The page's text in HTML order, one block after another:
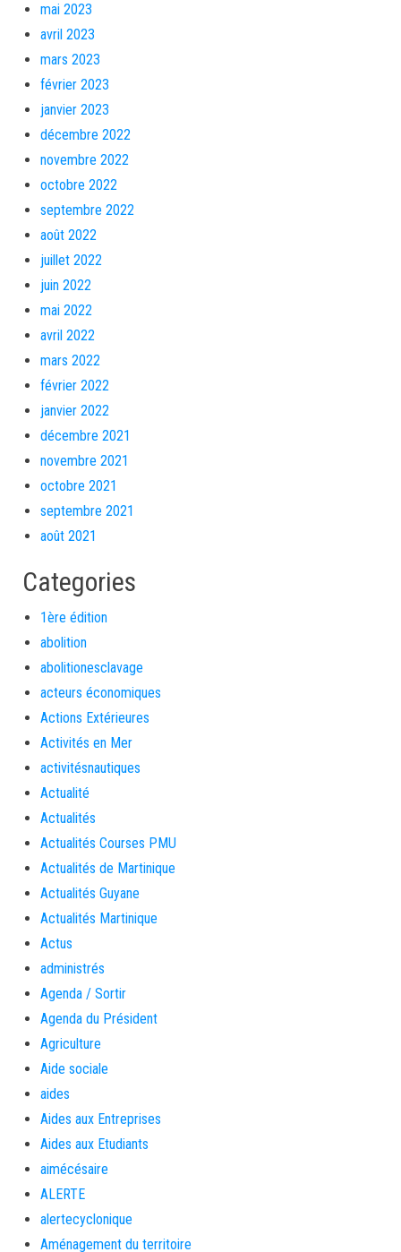
mai 2023
avril 2023
mars 2023
février 2023
janvier 2023
décembre 2022
novembre 2022
octobre 2022
septembre 2022
août 2022
juillet 2022
juin 2022
mai 2022
avril 2022
mars 2022
février 2022
janvier 2022
décembre 2021
novembre 2021
octobre 2021
septembre 2021
août 2021
Categories
1ère édition
abolition
abolitionesclavage
acteurs économiques
Actions Extérieures
Activités en Mer
activitésnautiques
Actualité
Actualités
Actualités Courses PMU
Actualités de Martinique
Actualités Guyane
Actualités Martinique
Actus
administrés
Agenda / Sortir
Agenda du Président
Agriculture
Aide sociale
aides
Aides aux Entreprises
Aides aux Etudiants
aimécésaire
ALERTE
alertecyclonique
Aménagement du territoire